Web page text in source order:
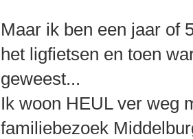
Maar ik ben een jaar of
het ligfietsen en toen
geweest...
Ik woon HEUL ver weg
familiebezoek